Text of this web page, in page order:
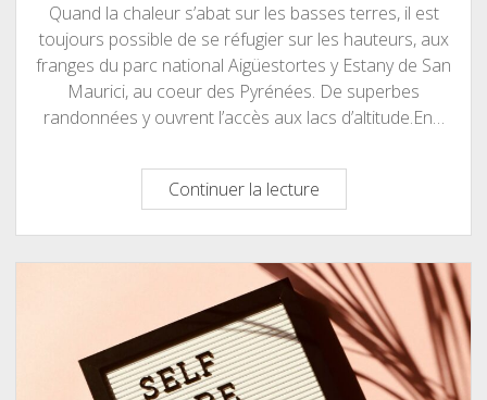
Quand la chaleur s’abat sur les basses terres, il est
toujours possible de se réfugier sur les hauteurs, aux
franges du parc national Aigüestortes y Estany de San
Maurici, au coeur des Pyrénées. De superbes
randonnées y ouvrent l’accès aux lacs d’altitude.En…
Continuer la lectureLe
poulain
égaré